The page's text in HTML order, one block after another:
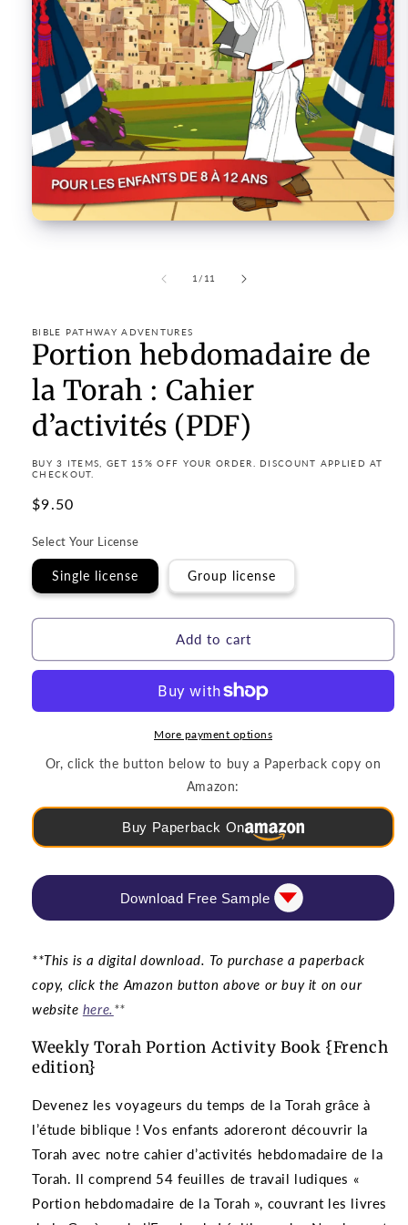
Open
1/ of
11
BIBLE PATHWAY ADVENTURES
Portion hebdomadaire de
la Torah : Cahier
d’activités (PDF)
BUY 3 ITEMS, GET 15% OFF YOUR ORDER. DISCOUNT APPLIED AT
CHECKOUT.
Regular
$9.50
Select Your License
Single license Group license
Add to cart
More payment options
Or, click the button below to buy a Paperback copy on
Amazon:
Buy Paperback On
Download Free Sample
**This is a digital download. To purchase a paperback
copy, click the Amazon button above or buy it on our
website here. **
Weekly Torah Portion Activity Book {French
edition}
Devenez les voyageurs du temps de la Torah grâce à
l’étude biblique ! Vos enfants adoreront découvrir la
Torah avec notre cahier d’activités hebdomadaire de la
Torah. Il comprend 54 feuilles de travail ludiques «
Portion hebdomadaire de la Torah », couvrant les livres